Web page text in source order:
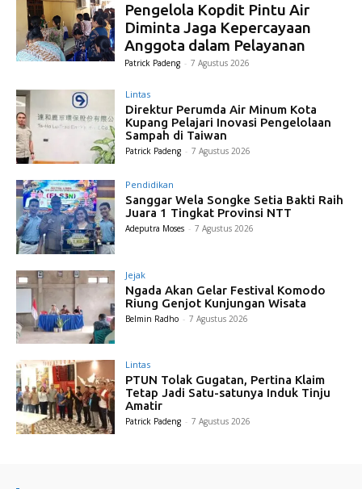
Pengelola Kopdit Pintu Air
Diminta Jaga Kepercayaan
Anggota dalam Pelayanan
Patrick Padeng - 7 Agustus 2026
Lintas
Direktur Perumda Air Minum Kota
Kupang Pelajari Inovasi Pengelolaan
Sampah di Taiwan
Patrick Padeng - 7 Agustus 2026
Pendidikan
Sanggar Wela Songke Setia Bakti Raih
Juara 1 Tingkat Provinsi NTT
Adeputra Moses - 7 Agustus 2026
Jejak
Ngada Akan Gelar Festival Komodo
Riung Genjot Kunjungan Wisata
Belmin Radho - 7 Agustus 2026
Lintas
PTUN Tolak Gugatan, Pertina Klaim
Tetap Jadi Satu-satunya Induk Tinju
Amatir
Patrick Padeng - 7 Agustus 2026